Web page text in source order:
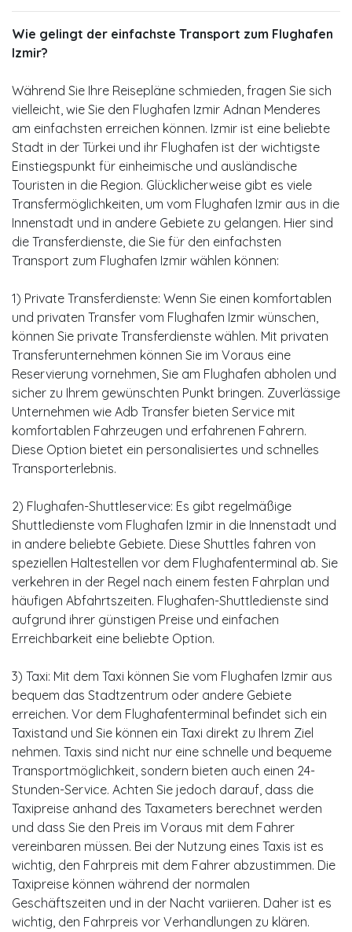
Wie gelingt der einfachste Transport zum Flughafen
Izmir?
Während Sie Ihre Reisepläne schmieden, fragen Sie sich
vielleicht, wie Sie den Flughafen Izmir Adnan Menderes
am einfachsten erreichen können. Izmir ist eine beliebte
Stadt in der Türkei und ihr Flughafen ist der wichtigste
Einstiegspunkt für einheimische und ausländische
Touristen in die Region. Glücklicherweise gibt es viele
Transfermöglichkeiten, um vom Flughafen Izmir aus in die
Innenstadt und in andere Gebiete zu gelangen. Hier sind
die Transferdienste, die Sie für den einfachsten
Transport zum Flughafen Izmir wählen können:
1) Private Transferdienste: Wenn Sie einen komfortablen
und privaten Transfer vom Flughafen Izmir wünschen,
können Sie private Transferdienste wählen. Mit privaten
Transferunternehmen können Sie im Voraus eine
Reservierung vornehmen, Sie am Flughafen abholen und
sicher zu Ihrem gewünschten Punkt bringen. Zuverlässige
Unternehmen wie Adb Transfer bieten Service mit
komfortablen Fahrzeugen und erfahrenen Fahrern.
Diese Option bietet ein personalisiertes und schnelles
Transporterlebnis.
2) Flughafen-Shuttleservice: Es gibt regelmäßige
Shuttledienste vom Flughafen Izmir in die Innenstadt und
in andere beliebte Gebiete. Diese Shuttles fahren von
speziellen Haltestellen vor dem Flughafenterminal ab. Sie
verkehren in der Regel nach einem festen Fahrplan und
häufigen Abfahrtszeiten. Flughafen-Shuttledienste sind
aufgrund ihrer günstigen Preise und einfachen
Erreichbarkeit eine beliebte Option.
3) Taxi: Mit dem Taxi können Sie vom Flughafen Izmir aus
bequem das Stadtzentrum oder andere Gebiete
erreichen. Vor dem Flughafenterminal befindet sich ein
Taxistand und Sie können ein Taxi direkt zu Ihrem Ziel
nehmen. Taxis sind nicht nur eine schnelle und bequeme
Transportmöglichkeit, sondern bieten auch einen 24-
Stunden-Service. Achten Sie jedoch darauf, dass die
Taxipreise anhand des Taxameters berechnet werden
und dass Sie den Preis im Voraus mit dem Fahrer
vereinbaren müssen. Bei der Nutzung eines Taxis ist es
wichtig, den Fahrpreis mit dem Fahrer abzustimmen. Die
Taxipreise können während der normalen
Geschäftszeiten und in der Nacht variieren. Daher ist es
wichtig, den Fahrpreis vor Verhandlungen zu klären.